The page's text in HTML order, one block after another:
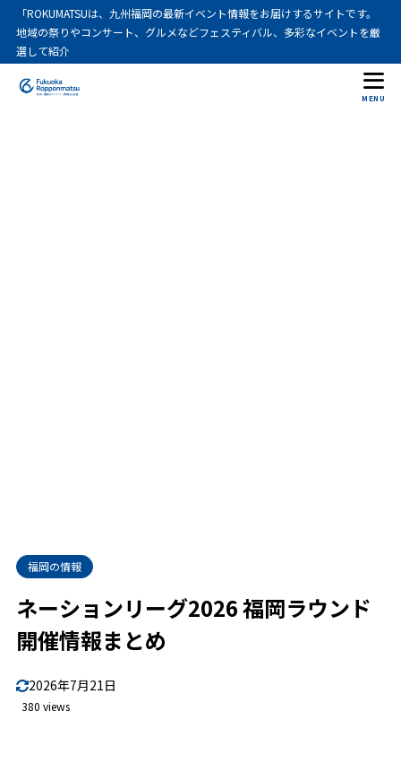
「ROKUMATSUは、九州福岡の最新イベント情報をお届けするサイトです。
地域の祭りやコンサート、グルメなどフェスティバル、多彩なイベントを厳
選して紹介
MENU
福岡の情報
ネーションリーグ2026 福岡ラウンド
開催情報まとめ
2026年7月21日
380 views